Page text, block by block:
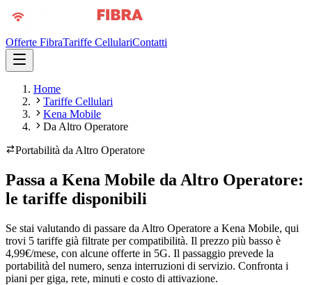
Offerte FibraTariffe CellulariContatti
Home
Tariffe Cellulari
Kena Mobile
Da Altro Operatore
Portabilità da Altro Operatore
Passa a Kena Mobile da Altro Operatore:
le tariffe disponibili
Se stai valutando di passare da Altro Operatore a Kena Mobile, qui
trovi 5 tariffe già filtrate per compatibilità. Il prezzo più basso è
4,99€/mese, con alcune offerte in 5G. Il passaggio prevede la
portabilità del numero, senza interruzioni di servizio. Confronta i
piani per giga, rete, minuti e costo di attivazione.